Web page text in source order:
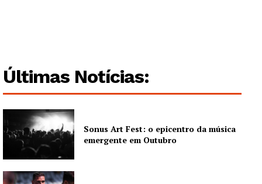
Institucional
Artigos
Edição Digital
Europa
Últimas Notícias:
Sonus Art Fest: o epicentro da música
emergente em Outubro